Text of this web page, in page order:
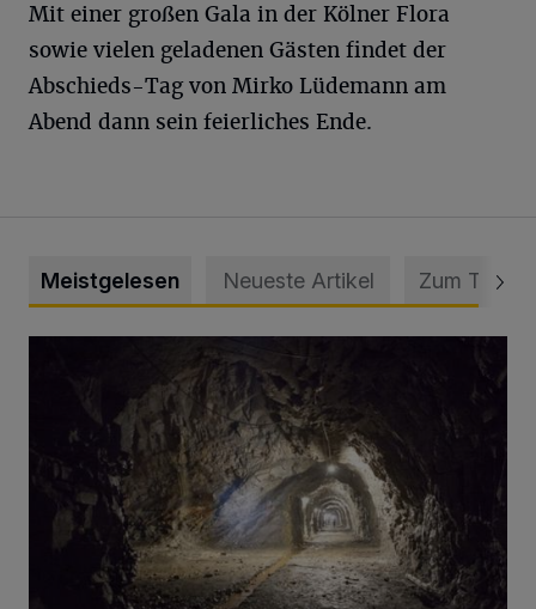
Mit einer großen Gala in der Kölner Flora
sowie vielen geladenen Gästen findet der
Abschieds-Tag von Mirko Lüdemann am
Abend dann sein feierliches Ende.
Meistgelesen Neueste Artikel Zum Thema